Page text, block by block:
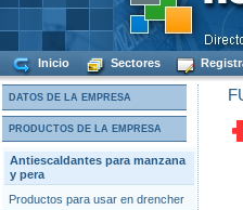
Inicio Sectores
DATOS DE LA EMPRESA
PRODUCTOS DE LA EMPRESA
Antiescaldantes para manzana
y pera
Productos para usar en drencher